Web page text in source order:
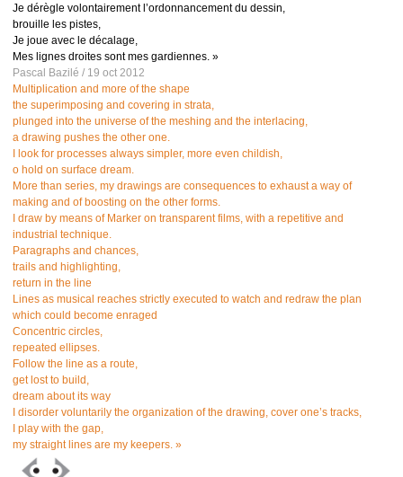
Je dérègle volontairement l’ordonnancement du dessin,
brouille les pistes,
Je joue avec le décalage,
Mes lignes droites sont mes gardiennes. »
Pascal Bazilé / 19 oct 2012
Multiplication and more of the shape
the superimposing and covering in strata,
plunged into the universe of the meshing and the interlacing,
a drawing pushes the other one.
I look for processes always simpler, more even childish,
o hold on surface dream.
More than series, my drawings are consequences to exhaust a way of
making and of boosting on the other forms.
I draw by means of Marker on transparent films, with a repetitive and
industrial technique.
Paragraphs and chances,
trails and highlighting,
return in the line
Lines as musical reaches strictly executed to watch and redraw the plan
which could become enraged
Concentric circles,
repeated ellipses.
Follow the line as a route,
get lost to build,
dream about its way
I disorder voluntarily the organization of the drawing, cover one’s tracks,
I play with the gap,
my straight lines are my keepers. »